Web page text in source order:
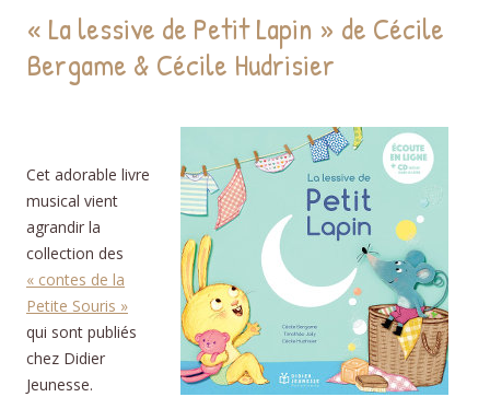
« La lessive de Petit Lapin » de Cécile
Bergame & Cécile Hudrisier
Cet adorable livre
musical vient
agrandir la
collection des
« contes de la
Petite Souris »
qui sont publiés
chez Didier
Jeunesse.